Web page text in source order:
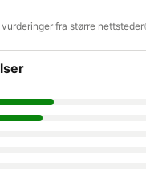
vurderinger fra større nettsteder